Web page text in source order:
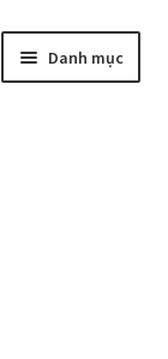
Danh mục